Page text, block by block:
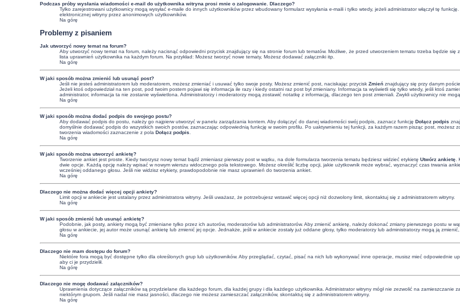
Podczas próby wysłania wiadomości e-mail do użytkownika witryna prosi mnie o zalogowanie. Dlaczego?
Tylko zarejestrowani użytkownicy mogą wysyłać e-maile do innych użytkowników przez wbudowany formularz wysyłania e-maili i tylko wtedy, jeżeli administrator włączył tę
elektronicznej witryny przez anonimowych użytkowników.
Na górę
Problemy z pisaniem
Jak utworzyć nowy temat na forum?
Aby utworzyć nowy temat na forum, należy nacisnąć odpowiedni przycisk znajdujący się na stronie forum lub tematów. Możliwe, że przed utworzeniem tematu trzeba będzie
lista uprawnień użytkownika na każdym forum. Na przykład: Możesz tworzyć nowe tematy, Możesz dodawać załączniki itp.
Na górę
W jaki sposób można zmienić lub usunąć post?
Jeśli nie jesteś administratorem lub moderatorem, możesz zmieniać i usuwać tylko swoje posty. Możesz zmienić post, naciskając przycisk Zmieńznajdujący się przy danym
Jeżeli ktoś odpowiedział na ten post, pod twoim postem pojawi się informacja ile razy i kiedy ostatni raz post był zmieniany. Informacja ta wyświetli się tylko wtedy, jeśli ktoś
administrator, informacja ta nie zostanie wyświetlona. Administratorzy i moderatorzy mogą zostawić notatkę z informacją, dlaczego ten post zmieniali. Zwykli użytkownicy nie
Na górę
W jaki sposób można dodać podpis do swojego postu?
Aby dodawać podpis do postu, należy go najpierw utworzyć w panelu zarządzania kontem. Aby dołączyć do danej wiadomości swój podpis, zaznacz funkcję Dołącz podpis
domyślnie dodawać podpis do wszystkich swoich postów, zaznaczając odpowiednią funkcję w swoim profilu. Po uaktywnieniu tej funkcji, za każdym razem pisząc post,
tworzenia wiadomości zaznaczenie z pola Dołącz podpis
Na górę
W jaki sposób można utworzyć ankietę?
Tworzenie ankiet jest proste. Kiedy tworzysz nowy temat bądź zmieniasz pierwszy post w wątku, na dole formularza tworzenia tematu będziesz widzieć etykietę Utwórz ankietę.
dwie opcje. Każdą opcję należy wpisać w nowym wierszu widocznego pola tekstowego. Możesz określić liczbę opcji, jakie użytkownik może wybrać, wyznaczyć czas trwania
wcześniej oddanego głosu. Jeśli nie widzisz etykiety, prawdopodobnie nie masz uprawnień do tworzenia ankiet.
Na górę
Dlaczego nie można dodać więcej opcji ankiety?
Limit opcji w ankiecie jest ustalany przez administratora witryny. Jeśli uważasz, że potrzebujesz wstawić więcej opcji niż dozwolony limit, skontaktuj się z administratorem witryny.
Na górę
W jaki sposób zmienić lub usunąć ankietę?
Podobnie, jak posty, ankiety mogą być zmieniane tylko przez ich autorów, moderatorów lub administratorów. Aby zmienić ankietę, należy dokonać zmiany pierwszego postu w
głosu w ankiecie, jej autor może usunąć ankietę lub zmienić jej opcje. Jednakże, jeśli w ankiecie zostały już oddane głosy, tylko moderatorzy lub administratorzy mogą ją
Na górę
Dlaczego nie mam dostępu do forum?
Niektóre fora mogą być dostępne tylko dla określonych grup lub użytkowników. Aby przeglądać, czytać, pisać na nich lub wykonywać inne operacje, musisz mieć odpowiednie
aby ci je przydzielił.
Na górę
Dlaczego nie mogę dodawać załączników?
Uprawnienia dotyczące załączników są przydzielane dla każdego forum, dla każdej grupy i dla każdego użytkownika. Administrator witryny mógł nie zezwolić na zamieszczanie
niektórym grupom. Jeśli nadal nie masz jasności, dlaczego nie możesz zamieszczać załączników, skontaktuj się z administratorem witryny.
Na górę